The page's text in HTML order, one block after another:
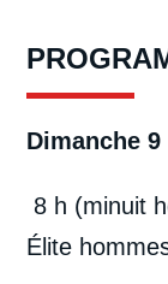
Dimanche
8 h (minuit
Élite